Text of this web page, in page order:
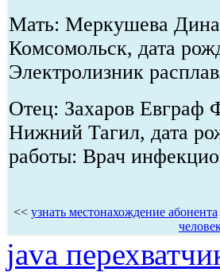
Мать: Меркушева Дина
Комсомольск, дата
Электролизник
Отец: Захаров Евграф
Нижний Тагил, дата
работы: Врач
<< узнать местонахождение абонента
java